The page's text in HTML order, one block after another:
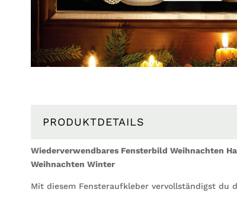
PRODUKTDETAILS
Wiederverwendbares Fensterbild Weihnachten
Weihnachten Winter
Mit diesem Fensteraufkleber vervollständigst du